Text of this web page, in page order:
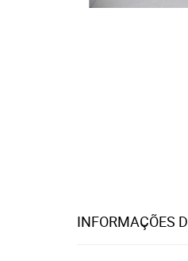
INFORMAÇÕES